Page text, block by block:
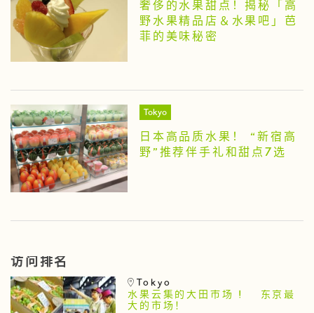
奢侈的水果甜点！揭秘「高
野水果精品店＆水果吧」芭
菲的美味秘密
Tokyo
日本高品质水果！ “新宿高
野”推荐伴手礼和甜点7选
访问排名
Tokyo
水果云集的大田市场 ! 东京最
大的市场！